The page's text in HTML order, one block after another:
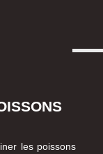
les poissons